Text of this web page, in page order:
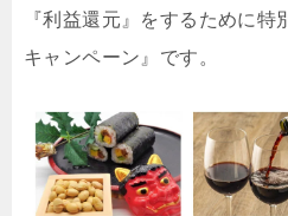
『利益還元』をするために
キャンペーン』です。